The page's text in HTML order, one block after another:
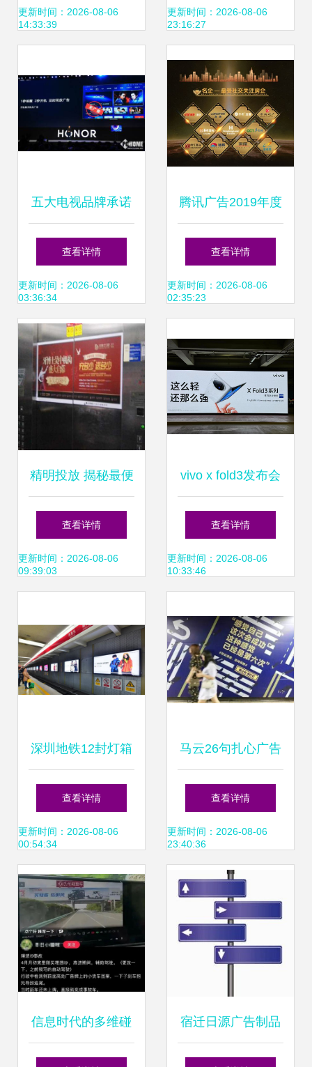
到靠谱的厂家与供
更新时间：2026-08-06
14:33:39
屏与远程发布的智
更新时间：2026-08-06
23:16:27
五大电视品牌承诺
一键关闭开机广告
用户权益的胜利还
是广告业的变革？
查看详情
更新时间：2026-08-06
03:36:34
腾讯广告2019年度
地产行业营销大奖
权威发布 名企名盘
查看详情
更新时间：2026-08-06
02:35:23
精明投放 揭秘最便
宜的电梯广告招租
与独家发布门道
查看详情
更新时间：2026-08-06
09:39:03
vivo x fold3发布会
真的豪啊,机场广告
牌这是包圆了么?
查看详情
更新时间：2026-08-06
10:33:46
深圳地铁12封灯箱
广告灯箱套装广告
4/6灯箱广告投放发
布_公司动态_演艺
吧_中华演出网
查看详情
更新时间：2026-08-06
00:54:34
马云26句扎心广告
语引爆网络 浓缩十
年智慧，句句直抵
人心
查看详情
更新时间：2026-08-06
23:40:36
信息时代的多维碰
撞 从“假唱”争议到
宿迁日源广告制品
厂 专业广告制作服